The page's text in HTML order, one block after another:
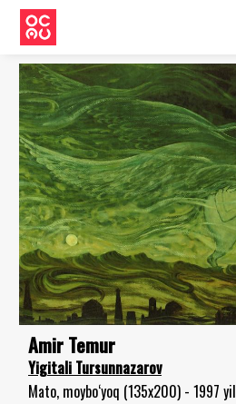
Amir Temur
Yigitali Tursunnazarov
Mato, moybo‘yoq (135x200) - 1997 yil